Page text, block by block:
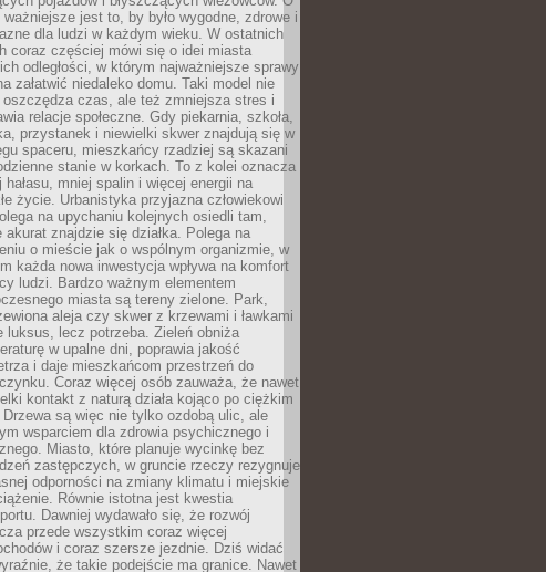
ważniejsze jest to, by było wygodne, zdrowe i
dla ludzi w każdym wieku. W ostatnich
coraz częściej mówi się o idei miasta
odległości, w którym najważniejsze sprawy
załatwić niedaleko domu. Taki model nie
czas, ale też zmniejsza stres i
relacje społeczne. Gdy piekarnia, szkoła,
przystanek i niewielki skwer znajdują się w
spaceru, mieszkańcy rzadziej są skazani
stanie w korkach. To z kolei oznacza
hałasu, mniej spalin i więcej energii na
życie. Urbanistyka przyjazna człowiekowi
na upychaniu kolejnych osiedli tam,
akurat znajdzie się działka. Polega na
o mieście jak o wspólnym organizmie, w
każda nowa inwestycja wpływa na komfort
ludzi. Bardzo ważnym elementem
miasta są tereny zielone. Park,
aleja czy skwer z krzewami i ławkami
luksus, lecz potrzeba. Zieleń obniża
w upalne dni, poprawia jakość
i daje mieszkańcom przestrzeń do
Coraz więcej osób zauważa, że nawet
kontakt z naturą działa kojąco po ciężkim
Drzewa są więc nie tylko ozdobą ulic, ale
wsparciem dla zdrowia psychicznego i
Miasto, które planuje wycinkę bez
zastępczych, w gruncie rzeczy rezygnuje
odporności na zmiany klimatu i miejskie
Równie istotna jest kwestia
Dawniej wydawało się, że rozwój
przede wszystkim coraz więcej
i coraz szersze jezdnie. Dziś widać
że takie podejście ma granice. Nawet